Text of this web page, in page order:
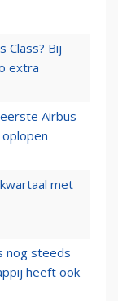
Class? Bij
extra
Airbus
met
nog steeds
heeft ook